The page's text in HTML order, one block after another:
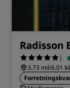
Radisson
|
3.73 mil/6.01